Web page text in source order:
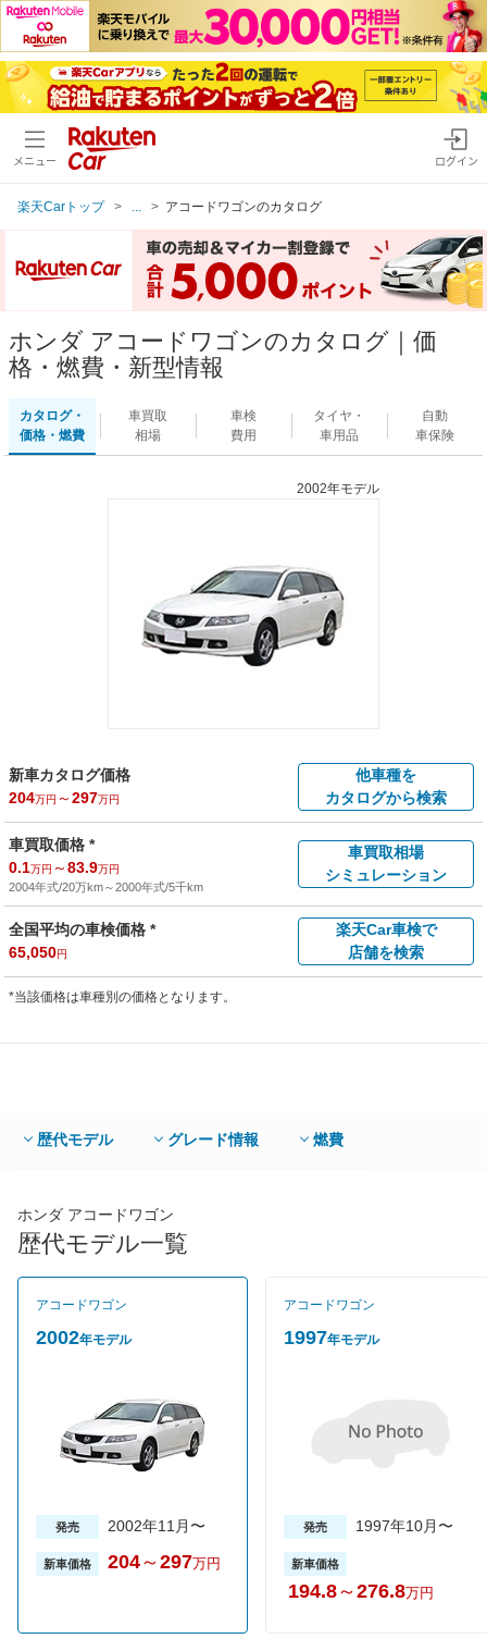
メニュー ログイン
楽天Carトップ アコードワゴンのカタログ
ホンダ アコードワゴンのカタログ｜価
格・燃費・新型情報
カタログ・
価格・燃費
車買取
相場
車検
費用
タイヤ・
車用品
自動
車保険
2002年モデル
新車カタログ価格
204万円 ～297万円
他車種を
カタログから検索
車買取価格 *
0.1万円 ～83.9万円
2004年式/20万km～2000年式/5千km
車買取相場
シミュレーション
全国平均の車検価格 *
65,050円
楽天Car車検で
店舗を検索
*当該価格は車種別の価格となります。
歴代モデル グレード情報 燃費
ホンダ アコードワゴン
歴代モデル一覧
アコードワゴン
2002年モデル
発売 2002年11月〜
新車価格 204～ 297万円
アコードワゴン
1997年モデル
発売 1997年10月〜
新車価格
194.8～ 276.8万円